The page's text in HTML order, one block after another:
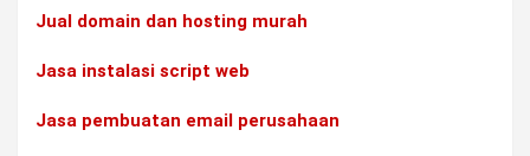
Jual domain dan hosting murah
Jasa instalasi script web
Jasa pembuatan email perusahaan